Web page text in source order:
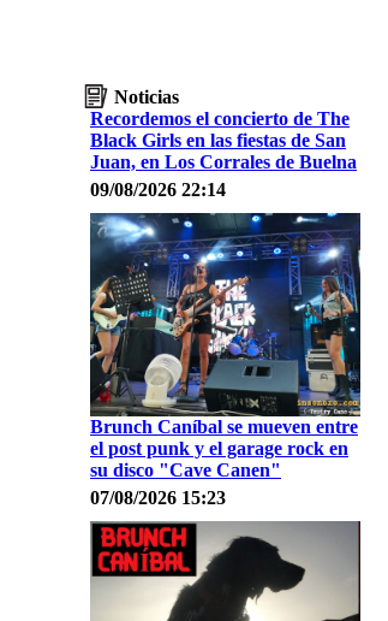
Noticias
Recordemos el concierto de The
Black Girls en las fiestas de San
Juan, en Los Corrales de Buelna
09/08/2026 22:14
Brunch Caníbal se mueven entre
el post punk y el garage rock en
su disco "Cave Canen"
07/08/2026 15:23